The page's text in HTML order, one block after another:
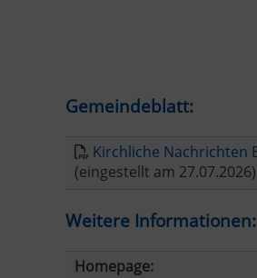
Gemeindeblatt:
Kirchliche Nachrichten
(eingestellt am 27.07.2026)
Weitere Informationen:
Homepage: